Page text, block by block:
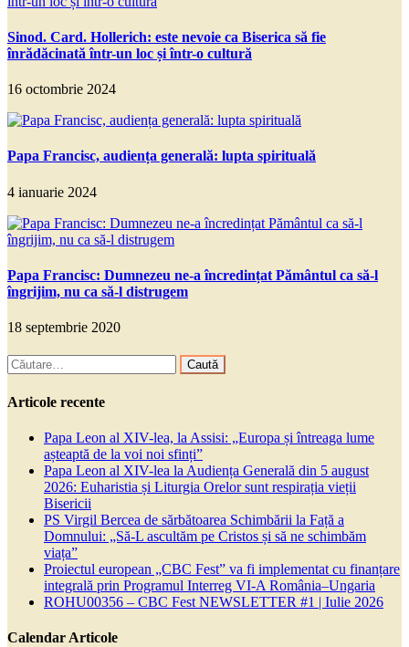
Sinod. Card. Hollerich: este nevoie ca Biserica să fie
înrădăcinată într-un loc și într-o cultură
16 octombrie 2024
Papa Francisc, audiența generală: lupta spirituală
4 ianuarie 2024
Papa Francisc: Dumnezeu ne-a încredințat Pământul ca să-l
îngrijim, nu ca să-l distrugem
18 septembrie 2020
Caută
după:
Articole recente
Papa Leon al XIV-lea, la Assisi: „Europa și întreaga lume
așteaptă de la voi noi sfinți”
Papa Leon al XIV-lea la Audiența Generală din 5 august
2026: Euharistia și Liturgia Orelor sunt respirația vieții
Bisericii
PS Virgil Bercea de sărbătoarea Schimbării la Față a
Domnului: „Să-L ascultăm pe Cristos și să ne schimbăm
viața”
Proiectul european „CBC Fest” va fi implementat cu finanțare
integrală prin Programul Interreg VI-A România–Ungaria
ROHU00356 – CBC Fest NEWSLETTER #1 | Iulie 2026
Calendar Articole